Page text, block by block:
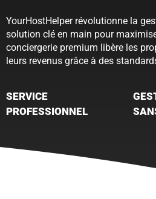
YourHostHelper révolutionne la
solution clé en main pour
conciergerie premium libère les
leurs revenus grâce à des
SERVICE
PROFESSIONNEL